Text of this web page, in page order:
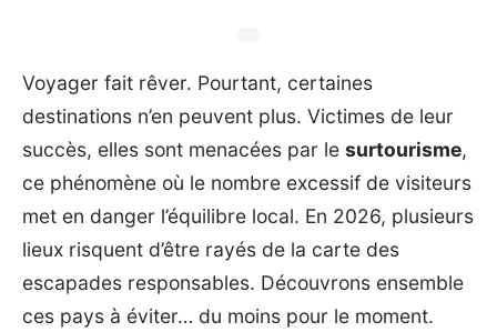
Voyager fait rêver. Pourtant, certaines
destinations n’en peuvent plus. Victimes de leur
succès, elles sont menacées par le surtourisme,
ce phénomène où le nombre excessif de visiteurs
met en danger l’équilibre local. En 2026, plusieurs
lieux risquent d’être rayés de la carte des
escapades responsables. Découvrons ensemble
ces pays à éviter… du moins pour le moment.